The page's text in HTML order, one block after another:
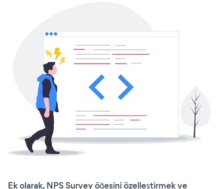
Ek olarak, NPS Survey öğesini özelleştirmek ve